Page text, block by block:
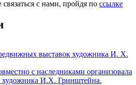
с нами, пройдя по ссылке
выставок художника И. Х.
с наследниками организовала
художника И.Х. Гринштейна.